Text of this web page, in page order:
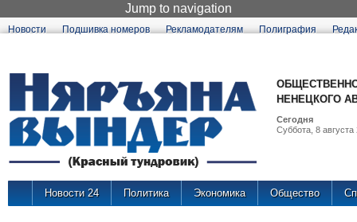
Jump to navigation
Новости Подшивка номеров Рекламодателям Полиграфия
НЕНЕЦКОГО
Сегодня
Суббота, 8 августа
Новости 24 Политика Экономика Общество